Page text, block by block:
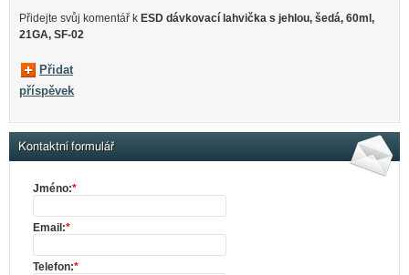
Přidejte svůj komentář k ESD dávkovací lahvička s jehlou, šedá, 60ml,
21GA, SF-02
Přidat
příspěvek
Kontaktní formulář
Jméno:*
Email:*
Telefon:*